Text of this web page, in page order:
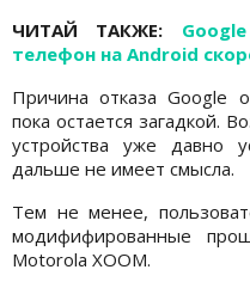
ЧИТАЙ ТАКЖЕ:
телефон на Android
Причина отказа Google
пока остается загадкой.
устройства уже давно
дальше не имеет смысла.
Тем не менее,
модифифированные
Motorola XOOM.